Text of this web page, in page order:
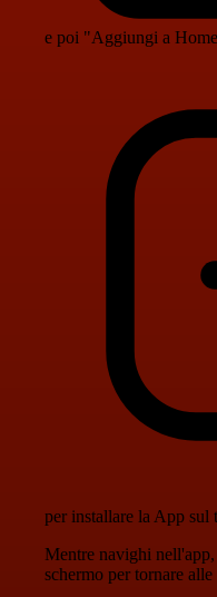
e poi "Aggiungi a
per installare la App sul
Mentre navighi
schermo per tornare